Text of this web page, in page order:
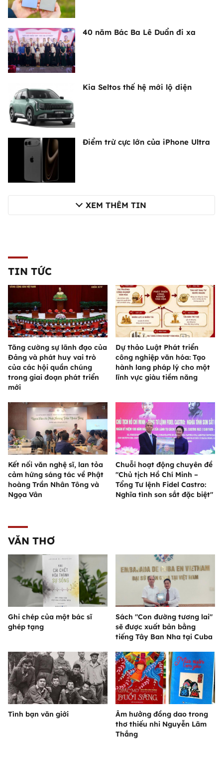
40 năm Bác Ba Lê Duẩn đi xa
Kia Seltos thế hệ mới lộ diện
Điểm trừ cực lớn của iPhone Ultra
XEM THÊM TIN
TIN TỨC
Tăng cường sự lãnh đạo của
Đảng và phát huy vai trò
của các hội quần chúng
trong giai đoạn phát triển
mới
Dự thảo Luật Phát triển
công nghiệp văn hóa: Tạo
hành lang pháp lý cho một
lĩnh vực giàu tiềm năng
Kết nối văn nghệ sĩ, lan tỏa
cảm hứng sáng tác về Phật
hoàng Trần Nhân Tông và
Ngọa Vân
Chuỗi hoạt động chuyên đề
"Chủ tịch Hồ Chí Minh –
Tổng Tư lệnh Fidel Castro:
Nghĩa tình son sắt đặc biệt"
VĂN THƠ
Ghi chép của một bác sĩ
ghép tạng
Sách "Con đường tương lai"
sẽ được xuất bản bằng
tiếng Tây Ban Nha tại Cuba
Tình bạn văn giới
Âm hưởng đồng dao trong
thơ thiếu nhi Nguyễn Lãm
Thắng